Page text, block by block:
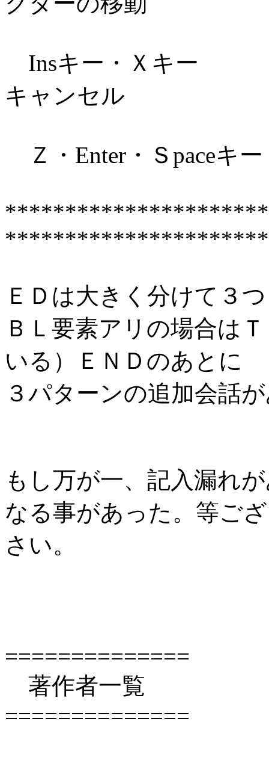
Insキー
キャンセル
Ｚ・Enter・
ＥＤは大きく分けて３つ
ＢＬ要素アリの場合は
いる）ＥＮＤのあとに
３パターンの追加会話
もし万が一、記入漏れ
なる事があった。等ご
さい。
==============
著作者一覧
==============